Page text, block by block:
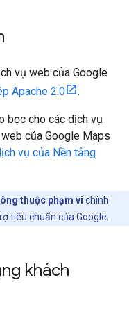
vụ web của Google
Apache 2.0 .
bọc cho các dịch vụ
của Google Maps
vụ của Nền tảng
thuộc phạm vi chính
tiêu chuẩn của Google.
khách